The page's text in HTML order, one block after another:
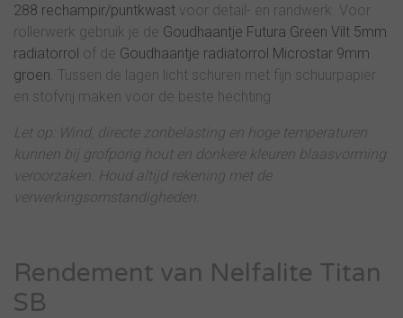
288 rechampir/puntkwast voor detail- en randwerk. Voor
rollerwerk gebruik je de Goudhaantje Futura Green Vilt 5mm
radiatorrol of de Goudhaantje radiatorrol Microstar 9mm
groen . Tussen de lagen licht schuren met fijn schuurpapier
en stofvrij maken voor de beste hechting.
Let op: Wind, directe zonbelasting en hoge temperaturen
kunnen bij grofporig hout en donkere kleuren blaasvorming
veroorzaken. Houd altijd rekening met de
verwerkingsomstandigheden.
Rendement van Nelfalite Titan
SB